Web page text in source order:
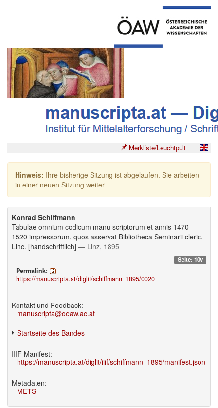
Merkliste/Leuchtpult
Hinweis: Ihre bisherige Sitzung ist abgelaufen. Sie arbeiten
in einer neuen Sitzung weiter.
Konrad Schiffmann
Tabulae omnium codicum manu scriptorum et annis 1470-
1520 impressorum, quos asservat Bibliotheca Seminarii cleric.
Linc. [handschriftlich] — Linz, 1895
Seite: 10v
Permalink:
https://manuscripta.at/diglit/schiffmann_1895/0020
Kontakt und Feedback:
manuscripta@oeaw.ac.at
Startseite des Bandes
IIIF Manifest:
https://manuscripta.at/diglit/iiif/schiffmann_1895/manifest.json
Metadaten:
METS